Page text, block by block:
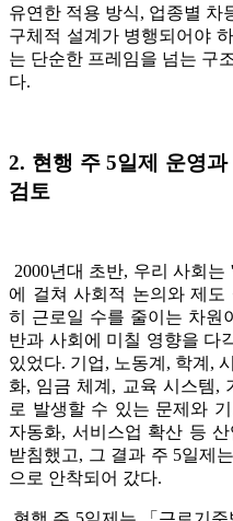
유연한 적용 방식, 업종별 차
구체적 설계가 병행되어야
는 단순한 프레임을 넘는 구
다.
2. 현행 주 5일제 운영
검토
2000년대 초반, 우리 사회
에 걸쳐 사회적 논의와 제도
히 근로일 수를 줄이는 차원
반과 사회에 미칠 영향을 다
있었다. 기업, 노동계, 학계,
화, 임금 체계, 교육 시스템,
로 발생할 수 있는 문제와
자동화, 서비스업 확산 등
받침했고, 그 결과 주 5일제
으로 안착되어 갔다.